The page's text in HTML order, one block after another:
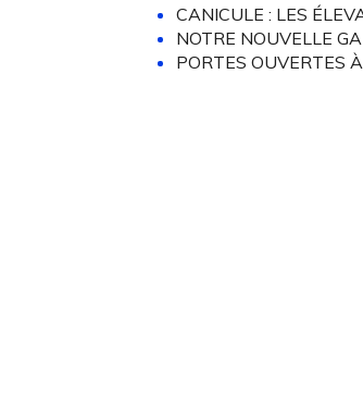
CANICULE : LES
NOTRE NOUVELLE
PORTES OUVERTES